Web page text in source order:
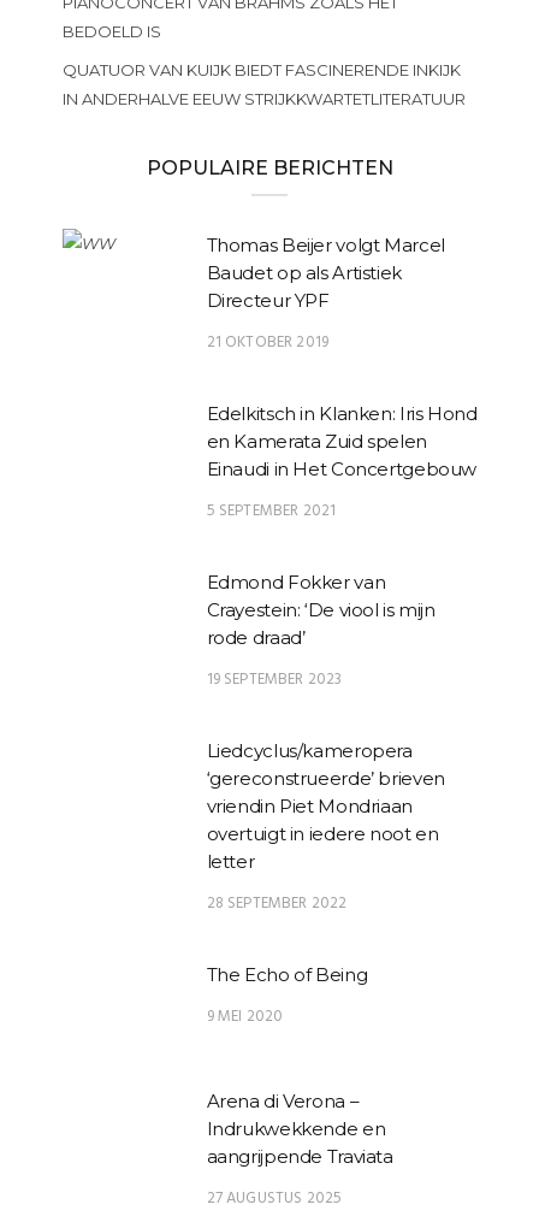
BEDOELD IS
QUATUOR VAN KUIJK BIEDT FASCINERENDE INKIJK
IN ANDERHALVE EEUW STRIJKKWARTETLITERATUUR
POPULAIRE BERICHTEN
Thomas Beijer volgt Marcel
Baudet op als Artistiek
Directeur YPF
21 OKTOBER 2019
Edelkitsch in Klanken: Iris Hond
en Kamerata Zuid spelen
Einaudi in Het Concertgebouw
5 SEPTEMBER 2021
Edmond Fokker van
Crayestein: ‘De viool is mijn
rode draad’
19 SEPTEMBER 2023
Liedcyclus/kameropera
‘gereconstrueerde’ brieven
vriendin Piet Mondriaan
overtuigt in iedere noot en
letter
28 SEPTEMBER 2022
The Echo of Being
9 MEI 2020
Arena di Verona –
Indrukwekkende en
aangrijpende Traviata
27 AUGUSTUS 2025